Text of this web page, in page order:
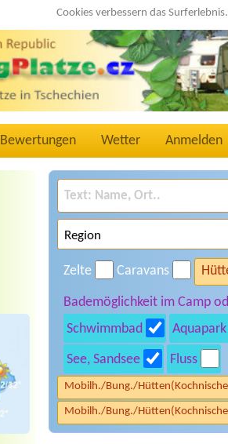
Cookies verbessern das
Bewertungen Wetter Anmelden
Zelte Caravans
Bademöglichkeit im Camp
Schwimmbad
Aquapark
See, Sandsee Fluss
Mobilh./Bung./
Mobilh./Bung./